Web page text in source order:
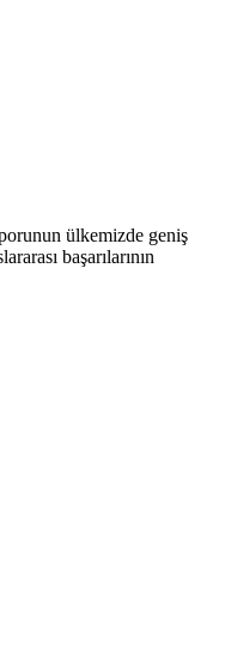
ülkemizde geniş
başarılarının